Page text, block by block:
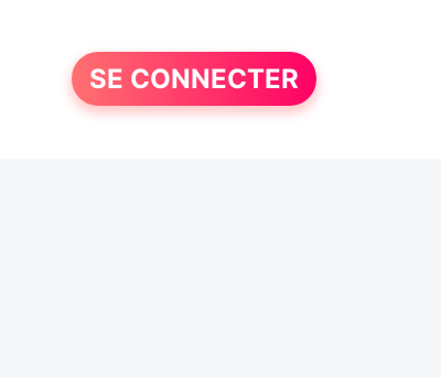
SE CONNECTER